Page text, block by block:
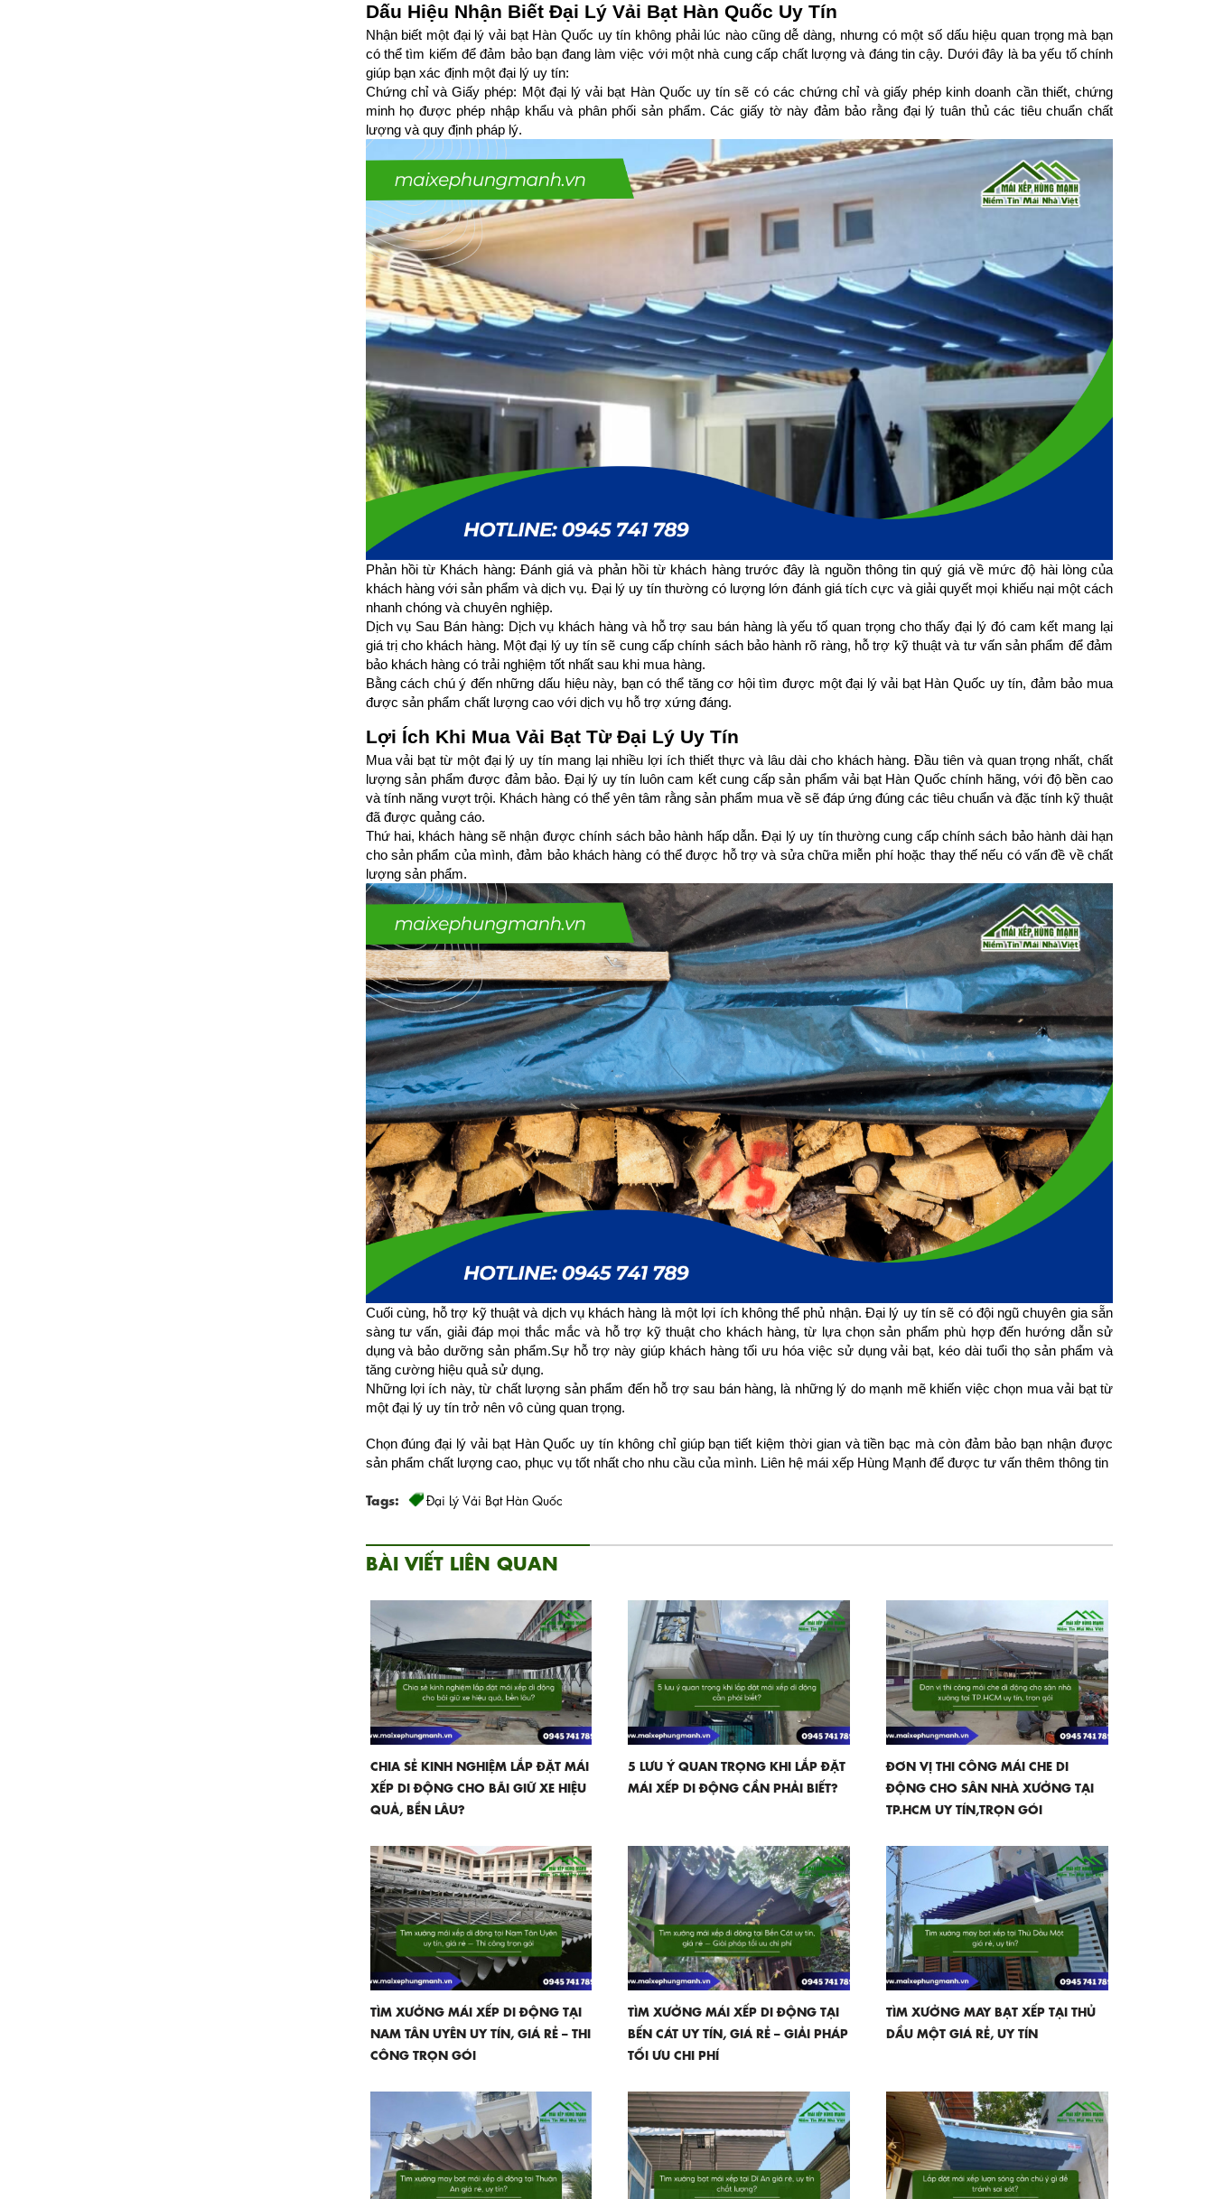
Dấu Hiệu Nhận Biết Đại Lý Vải Bạt Hàn Quốc Uy Tín
Nhận biết một đại lý vải bạt Hàn Quốc uy tín không phải lúc nào cũng dễ dàng, nhưng có một số dấu hiệu quan trọng mà bạn
có thể tìm kiếm để đảm bảo bạn đang làm việc với một nhà cung cấp chất lượng và đáng tin cậy. Dưới đây là ba yếu tố chính
giúp bạn xác định một đại lý uy tín:
Chứng chỉ và Giấy phép: Một đại lý vải bạt Hàn Quốc uy tín sẽ có các chứng chỉ và giấy phép kinh doanh cần thiết, chứng
minh họ được phép nhập khẩu và phân phối sản phẩm. Các giấy tờ này đảm bảo rằng đại lý tuân thủ các tiêu chuẩn chất
lượng và quy định pháp lý.
Phản hồi từ Khách hàng: Đánh giá và phản hồi từ khách hàng trước đây là nguồn thông tin quý giá về mức độ hài lòng của
khách hàng với sản phẩm và dịch vụ. Đại lý uy tín thường có lượng lớn đánh giá tích cực và giải quyết mọi khiếu nại một cách
nhanh chóng và chuyên nghiệp.
Dịch vụ Sau Bán hàng: Dịch vụ khách hàng và hỗ trợ sau bán hàng là yếu tố quan trọng cho thấy đại lý đó cam kết mang lại
giá trị cho khách hàng. Một đại lý uy tín sẽ cung cấp chính sách bảo hành rõ ràng, hỗ trợ kỹ thuật và tư vấn sản phẩm để đảm
bảo khách hàng có trải nghiệm tốt nhất sau khi mua hàng.
Bằng cách chú ý đến những dấu hiệu này, bạn có thể tăng cơ hội tìm được một đại lý vải bạt Hàn Quốc uy tín, đảm bảo mua
được sản phẩm chất lượng cao với dịch vụ hỗ trợ xứng đáng.
Lợi Ích Khi Mua Vải Bạt Từ Đại Lý Uy Tín
Mua vải bạt từ một đại lý uy tín mang lại nhiều lợi ích thiết thực và lâu dài cho khách hàng. Đầu tiên và quan trọng nhất, chất
lượng sản phẩm được đảm bảo. Đại lý uy tín luôn cam kết cung cấp sản phẩm vải bạt Hàn Quốc chính hãng, với độ bền cao
và tính năng vượt trội. Khách hàng có thể yên tâm rằng sản phẩm mua về sẽ đáp ứng đúng các tiêu chuẩn và đặc tính kỹ thuật
đã được quảng cáo.
Thứ hai, khách hàng sẽ nhận được chính sách bảo hành hấp dẫn. Đại lý uy tín thường cung cấp chính sách bảo hành dài hạn
cho sản phẩm của mình, đảm bảo khách hàng có thể được hỗ trợ và sửa chữa miễn phí hoặc thay thế nếu có vấn đề về chất
lượng sản phẩm.
Cuối cùng, hỗ trợ kỹ thuật và dịch vụ khách hàng là một lợi ích không thể phủ nhận. Đại lý uy tín sẽ có đội ngũ chuyên gia sẵn
sàng tư vấn, giải đáp mọi thắc mắc và hỗ trợ kỹ thuật cho khách hàng, từ lựa chọn sản phẩm phù hợp đến hướng dẫn sử
dụng và bảo dưỡng sản phẩm.Sự hỗ trợ này giúp khách hàng tối ưu hóa việc sử dụng vải bạt, kéo dài tuổi thọ sản phẩm và
tăng cường hiệu quả sử dụng.
Những lợi ích này, từ chất lượng sản phẩm đến hỗ trợ sau bán hàng, là những lý do mạnh mẽ khiến việc chọn mua vải bạt từ
một đại lý uy tín trở nên vô cùng quan trọng.
Chọn đúng đại lý vải bạt Hàn Quốc uy tín không chỉ giúp bạn tiết kiệm thời gian và tiền bạc mà còn đảm bảo bạn nhận được
sản phẩm chất lượng cao, phục vụ tốt nhất cho nhu cầu của mình. Liên hệ mái xếp Hùng Mạnh để được tư vấn thêm thông tin
Tags: Đại Lý Vải Bạt Hàn Quốc
BÀI VIẾT LIÊN QUAN
CHIA SẺ KINH NGHIỆM LẮP ĐẶT MÁI
XẾP DI ĐỘNG CHO BÃI GIỮ XE HIỆU
QUẢ, BỀN LÂU?
5 LƯU Ý QUAN TRỌNG KHI LẮP ĐẶT
MÁI XẾP DI ĐỘNG CẦN PHẢI BIẾT?
ĐƠN VỊ THI CÔNG MÁI CHE DI
ĐỘNG CHO SÂN NHÀ XƯỞNG TẠI
TP.HCM UY TÍN,TRỌN GÓI
TÌM XƯỞNG MÁI XẾP DI ĐỘNG TẠI
NAM TÂN UYÊN UY TÍN, GIÁ RẺ – THI
CÔNG TRỌN GÓI
TÌM XƯỞNG MÁI XẾP DI ĐỘNG TẠI
BẾN CÁT UY TÍN, GIÁ RẺ – GIẢI PHÁP
TỐI ƯU CHI PHÍ
TÌM XƯỞNG MAY BẠT XẾP TẠI THỦ
DẦU MỘT GIÁ RẺ, UY TÍN